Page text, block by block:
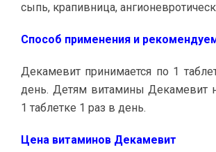
сыпь, крапивница,
Способ применения и
Декамевит принимается по 1
день. Детям витамины Декамевит
1 таблетке 1 раз в день.
Цена витаминов Декамевит